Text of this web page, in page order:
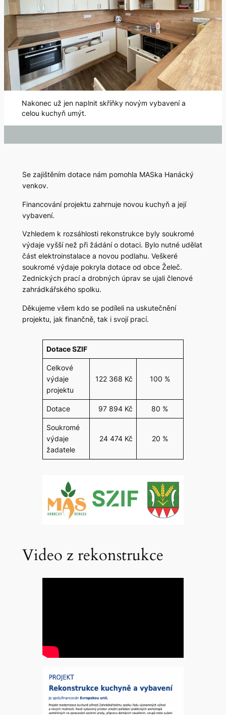
Nakonec už jen naplnit skříňky novým vybavení a
celou kuchyň umýt.
Se zajištěním dotace nám pomohla MASka Hanácký
venkov.
Financování projektu zahrnuje novou kuchyň a její
vybavení.
Vzhledem k rozsáhlosti rekonstrukce byly soukromé
výdaje vyšší než při žádání o dotaci. Bylo nutné udělat
část elektroinstalace a novou podlahu. Veškeré
soukromé výdaje pokryla dotace od obce Želeč.
Zednických prací a drobných úprav se ujali členové
zahrádkářského spolku.
Děkujeme všem kdo se podíleli na uskutečnění
projektu, jak finančně, tak i svojí prací.
Dotace SZIF
Celkové
výdaje
projektu
122 368 Kč 100 %
Dotace 97 894 Kč 80 %
Soukromé
výdaje
žadatele
24 474 Kč 20 %
Video z rekonstrukce